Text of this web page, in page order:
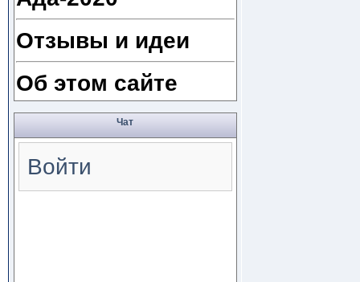
Отзывы и идеи
Об этом сайте
Чат
Войти